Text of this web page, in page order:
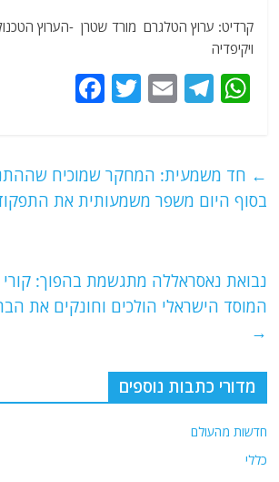
קרדיט: ערוץ הטלגרם מורד שטרן -הערוץ
ויקיפדיה
W
s
A
T
g
ra
E
l
T
er
e
b
k
← חד משמעית: המחקר שמוכיח
בסוף היום משפר משמעותית את
נבואת נאסראללה מתגשמת בהפוך:
המוסד הישראלי הולכים וחונקים את
→
מדורי כתבות נוספים
חדשות מהעולם
כללי